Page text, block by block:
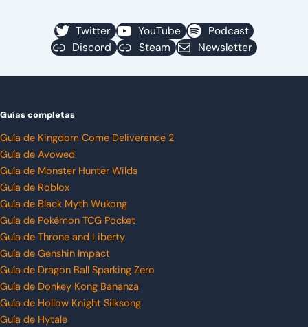
Twitter YouTube
Podcast
Discord
Steam Newsletter
Guías completas
Guía de Kingdom Come Deliverance 2
Guía de Avowed
Guía de Monster Hunter Wilds
Guía de Roblox
Guía de Black Myth Wukong
Guía de Pokémon TCG Pocket
Guía de Throne and Liberty
Guía de Genshin Impact
Guía de Dragon Ball Sparking Zero
Guía de Donkey Kong Bananza
Guía de Hollow Knight Silksong
Guía de Hytale